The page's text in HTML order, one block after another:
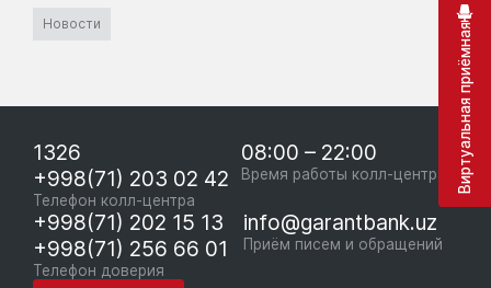
Новости
1326
+998(71) 203 02 42
Телефон колл-центра
08:00 – 22:00
Время работы колл-центра
+998(71) 202 15 13
+998(71) 256 66 01
Телефон доверия
info@garantbank.uz
Приём писем и обращений
Виртуальная приёмная